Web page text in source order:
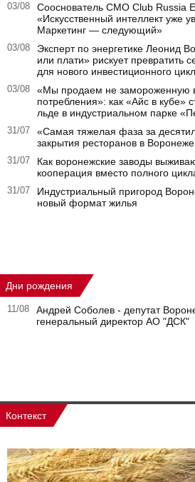
03/08
Сооснователь CMO Club Russia
«Искусственный интеллект уже
Маркетинг — следующий»
03/08
Эксперт по энергетике Леонид
или плати» рискует превратить
для нового инвестиционного
03/08
«Мы продаем не замороженную
потребления»: как «Айс в кубе»
льде в индустриальном парке
31/07
«Самая тяжелая фаза за
закрытия ресторанов в
31/07
Как воронежские заводы
кооперация вместо полного
31/07
Индустриальный пригород
новый формат жилья
Дни рождения
11/08
Андрей Соболев - депутат
генеральный директор АО "ДСК"
Контекст